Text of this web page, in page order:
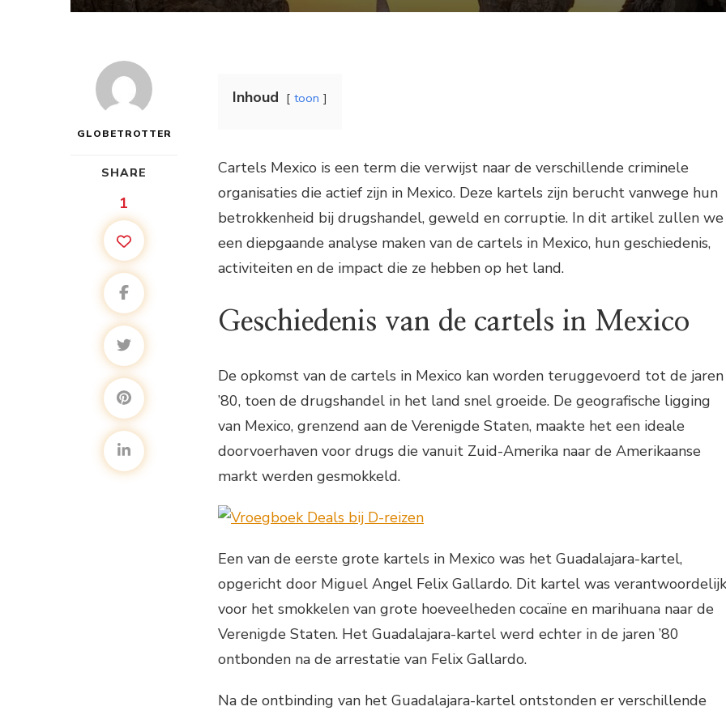
GLOBETROTTER
SHARE
1
Inhoud toon
Cartels Mexico is een term die verwijst naar de verschillende criminele
organisaties die actief zijn in Mexico. Deze kartels zijn berucht vanwege hun
betrokkenheid bij drugshandel, geweld en corruptie. In dit artikel zullen we
een diepgaande analyse maken van de cartels in Mexico, hun geschiedenis,
activiteiten en de impact die ze hebben op het land.
Geschiedenis van de cartels in Mexico
De opkomst van de cartels in Mexico kan worden teruggevoerd tot de jaren
’80, toen de drugshandel in het land snel groeide. De geografische ligging
van Mexico, grenzend aan de Verenigde Staten, maakte het een ideale
doorvoerhaven voor drugs die vanuit Zuid-Amerika naar de Amerikaanse
markt werden gesmokkeld.
Een van de eerste grote kartels in Mexico was het Guadalajara-kartel,
opgericht door Miguel Angel Felix Gallardo. Dit kartel was verantwoordelijk
voor het smokkelen van grote hoeveelheden cocaïne en marihuana naar de
Verenigde Staten. Het Guadalajara-kartel werd echter in de jaren ’80
ontbonden na de arrestatie van Felix Gallardo.
Na de ontbinding van het Guadalajara-kartel ontstonden er verschillende